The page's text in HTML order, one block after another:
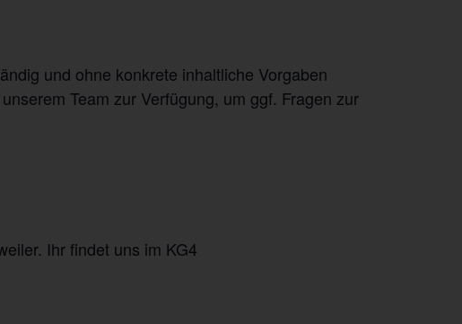
und ohne konkrete inhaltliche Vorgaben
Team zur Verfügung, um ggf. Fragen zur
Ihr findet uns im KG4